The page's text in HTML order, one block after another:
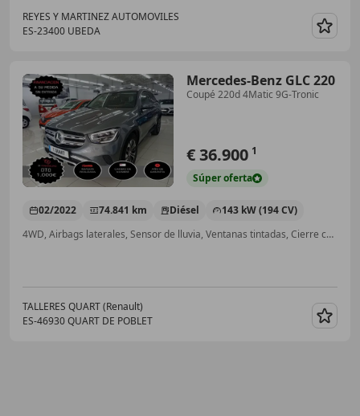
REYES Y MARTINEZ AUTOMOVILES
ES-23400 UBEDA
Mercedes-Benz GLC 220
Coupé 220d 4Matic 9G-Tronic
€ 36.900 1
Súperoferta
02/2022 74.841 km Diésel
143 kW (194 CV)
4WD, Airbags laterales, Sensor de lluvia, Ventanas tintadas, Cierre centralizado, ABS, Faros antiniebla, Airbag del conductor
TALLERES QUART (Renault)
ES-46930 QUART DE POBLET